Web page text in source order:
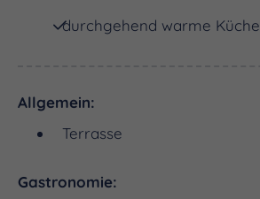
durchgehend warme Küche
Allgemein:
Terrasse
Gastronomie: